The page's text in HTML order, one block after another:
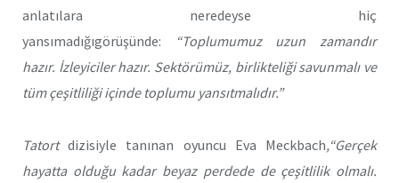
anlatılara neredeyse hiç
yansımadığıgörüşünde:
“Toplumumuz uzun zamandır
hazır. İzleyiciler hazır. Sektörümüz, birlikteliği savunmalı ve
tüm çeşitliliği içinde toplumu yansıtmalıdır.”
Tatortdizisiyle tanınan oyuncu Eva Meckbach,“Gerçek
hayatta olduğu kadar beyaz perdede de çeşitlilik olmalı.